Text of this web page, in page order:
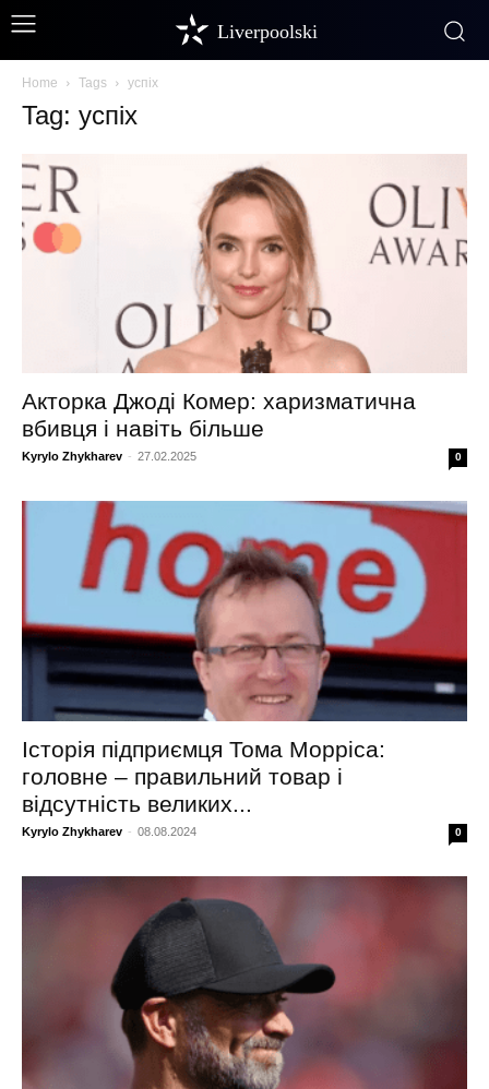
Liverpoolski
Home Tags успіх
Tag: успіх
Акторка Джоді Комер: харизматична
вбивця і навіть більше
Kyrylo Zhykharev - 27.02.2025 0
Історія підприємця Тома Морріса:
головне – правильний товар і
відсутність великих...
Kyrylo Zhykharev - 08.08.2024 0